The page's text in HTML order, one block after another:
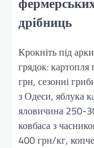
дрібниць
Крокніть під
грядок:
грн, сезонні
з Одеси, яблука
яловичина 250-
ковбаса з
400 грн/кг,